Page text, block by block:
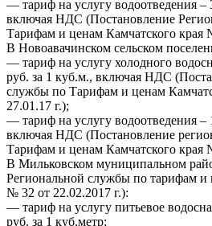
— тариф на услугу водоотведения –
включая НДС (Постановление
Тарифам и ценам Камчатского края
В Новоавачинском сельском
— тариф на услугу холодного
руб. за 1 куб.м., включая НДС
службы по Тарифам и ценам
27.01.17 г.);
— тариф на услугу водоотведения –
включая НДС (Постановление
Тарифам и ценам Камчатского края
В Мильковском муниципальном
Региональной службы по тарифам и
№ 32 от 22.02.2017 г.):
— тариф на услугу питьевое
руб. за 1 куб.метр;